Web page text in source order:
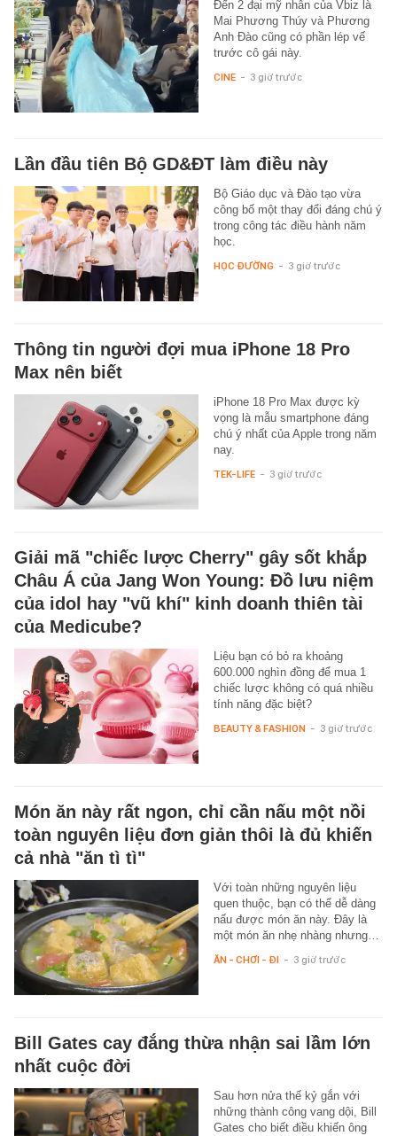
Đến 2 đại mỹ nhân của Vbiz là
Mai Phương Thúy và Phương
Anh Đào cũng có phần lép vế
trước cô gái này.
CINE - 3 giờ trước
Lần đầu tiên Bộ GD&ĐT làm điều này
Bộ Giáo dục và Đào tạo vừa
công bố một thay đổi đáng chú ý
trong công tác điều hành năm
học.
HỌC ĐƯỜNG - 3 giờ trước
Thông tin người đợi mua iPhone 18 Pro
Max nên biết
iPhone 18 Pro Max được kỳ
vọng là mẫu smartphone đáng
chú ý nhất của Apple trong năm
nay.
TEK-LIFE - 3 giờ trước
Giải mã "chiếc lược Cherry" gây sốt khắp
Châu Á của Jang Won Young: Đồ lưu niệm
của idol hay "vũ khí" kinh doanh thiên tài
của Medicube?
Liệu bạn có bỏ ra khoảng
600.000 nghìn đồng để mua 1
chiếc lược không có quá nhiều
tính năng đặc biệt?
BEAUTY & FASHION - 3 giờ trước
Món ăn này rất ngon, chỉ cần nấu một nồi
toàn nguyên liệu đơn giản thôi là đủ khiến
cả nhà "ăn tì tì"
Với toàn những nguyên liệu
quen thuộc, bạn có thể dễ dàng
nấu được món ăn này. Đây là
một món ăn nhẹ nhàng nhưng…
ĂN - CHƠI - ĐI - 3 giờ trước
Bill Gates cay đắng thừa nhận sai lầm lớn
nhất cuộc đời
Sau hơn nửa thế kỷ gắn với
những thành công vang dội, Bill
Gates cho biết điều khiến ông